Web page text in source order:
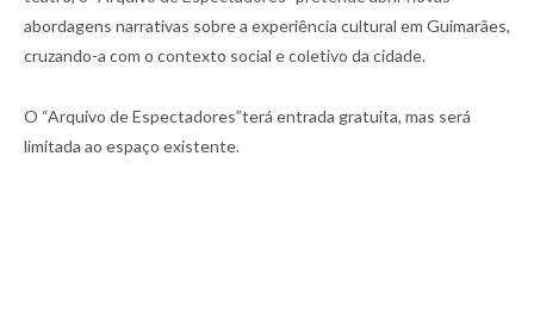
abordagens narrativas sobre a experiência cultural em Guimarães,
cruzando-a com o contexto social e coletivo da cidade.
O “Arquivo de Espectadores”terá entrada gratuita, mas será
limitada ao espaço existente.